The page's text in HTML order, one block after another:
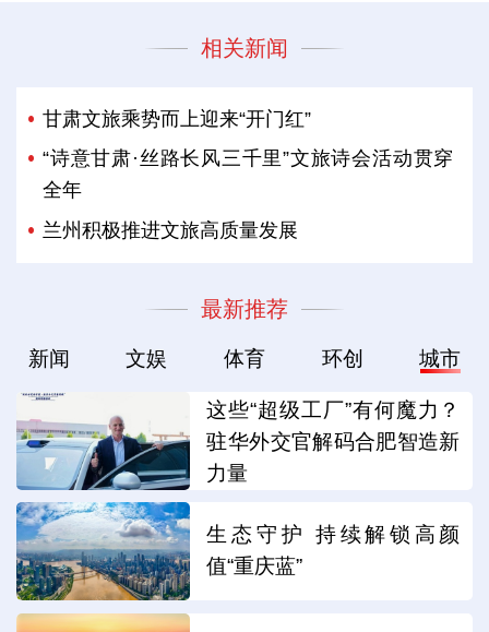
相关新闻
甘肃文旅乘势而上迎来“开门红”
“诗意甘肃·丝路长风三千里”文旅诗会活动贯穿
全年
兰州积极推进文旅高质量发展
最新推荐
新闻 文娱 体育 环创 城市
这些“超级工厂”有何魔力？
驻华外交官解码合肥智造新
力量
生态守护 持续解锁高颜
值“重庆蓝”